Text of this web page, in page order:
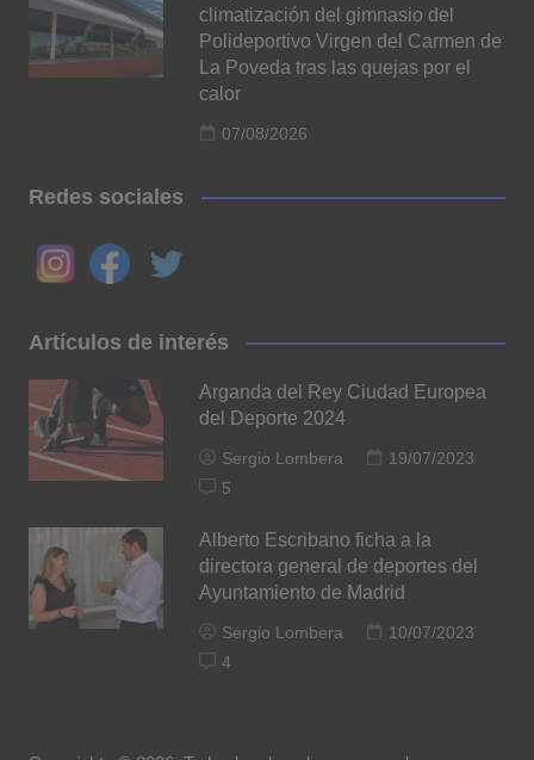
climatización del gimnasio del
Polideportivo Virgen del Carmen de
La Poveda tras las quejas por el
calor
07/08/2026
Redes sociales
Artículos de interés
Arganda del Rey Ciudad Europea
del Deporte 2024
Sergio Lombera
19/07/2023
5
Alberto Escribano ficha a la
directora general de deportes del
Ayuntamiento de Madrid
Sergio Lombera
10/07/2023
4